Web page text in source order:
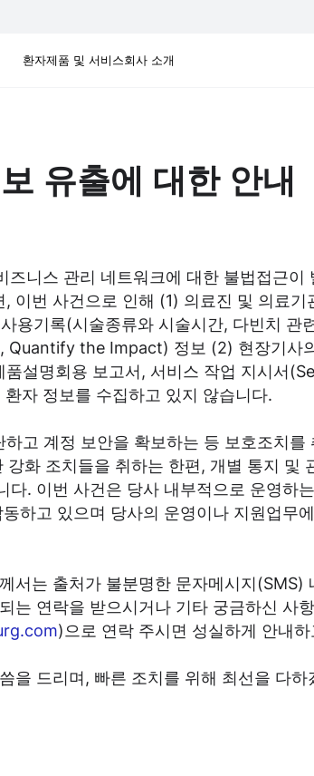
환자제품 및 서비스회사 소개
유출에 대한 안내
니스 관리 네트워크에 대한 불법접근이
이번 사건으로 인해 (1) 의료진 및 의료
용기록(시술종류와 시술시간, 다빈치 관
the Impact) 정보 (2) 현장기사
설명회용 보고서, 서비스 작업 지시서
자 정보를 수집하고 있지 않습니다.
고 계정 보안을 확보하는 등 보호조치
화 조치들을 취하는 한편, 개별 통지 및
. 이번 사건은 당사 내부적으로 운영하
하고 있으며 당사의 운영이나 지원업무
서는 출처가 불분명한 문자메시지(SMS)
는 연락을 받으시거나 기타 궁금하신 사
)으로 연락 주시면 성실하게 안내
을 드리며, 빠른 조치를 위해 최선을 다하